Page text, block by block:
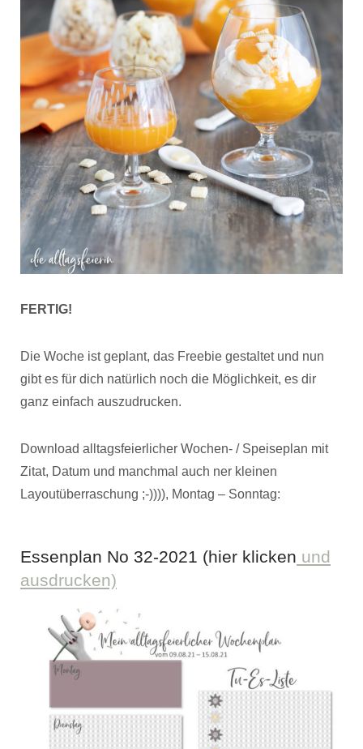
FERTIG!
Die Woche ist geplant, das Freebie gestaltet und nun
gibt es für dich natürlich noch die Möglichkeit, es dir
ganz einfach auszudrucken.
Download alltagsfeierlicher Wochen- / Speiseplan mit
Zitat, Datum und manchmal auch ner kleinen
Layoutüberraschung ;-)))), Montag – Sonntag:
Essenplan No 32-2021 (hier klicken und
ausdrucken)